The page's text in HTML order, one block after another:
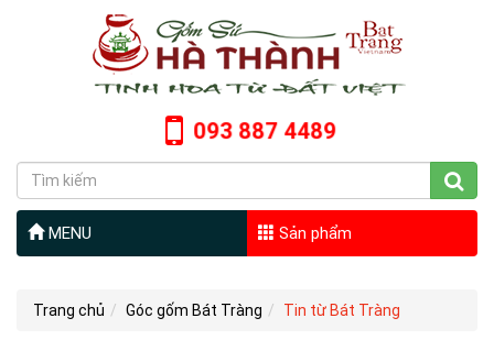
093 887 4489
MENU Sản phẩm
Trang chủ Góc gốm Bát Tràng Tin từ Bát Tràng